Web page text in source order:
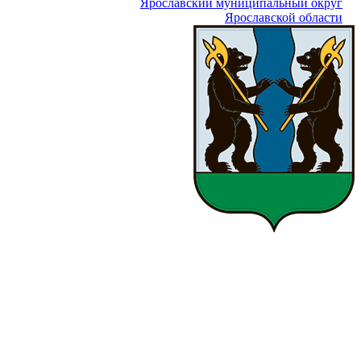
Ярославский муниципальный округ
Ярославской области